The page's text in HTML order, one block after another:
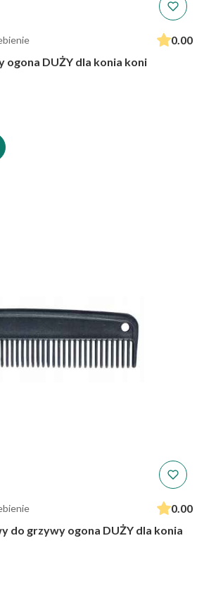
0.00
ogona DUŻY dla konia koni
0.00
do grzywy ogona DUŻY dla konia